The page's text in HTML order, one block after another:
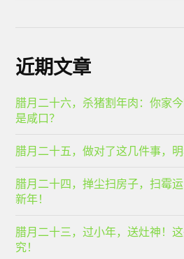
近期文章
腊月二十六，杀猪割年肉：你家
是咸口？
腊月二十五，做对了这几件事，
腊月二十四，掸尘扫房子，扫霉
新年！
腊月二十三，过小年，送灶神！
究！